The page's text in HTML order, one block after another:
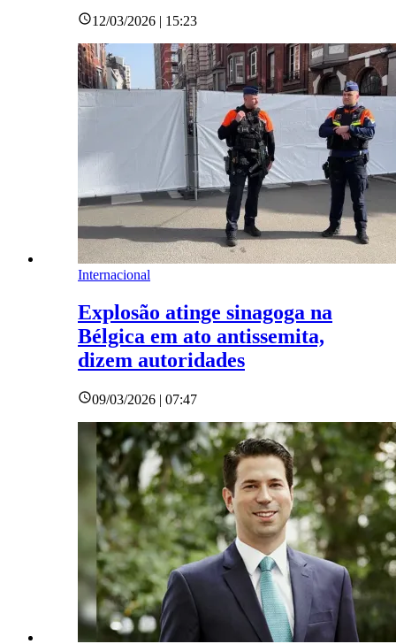
12/03/2026 | 15:23
Internacional
Explosão atinge sinagoga na
Bélgica em ato antissemita,
dizem autoridades
09/03/2026 | 07:47